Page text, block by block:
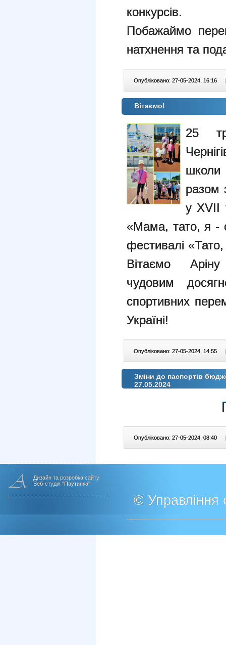
конкурсів.
Побажаймо
натхнення та
Опубліковано: 27-05-2024, 16:16 |
Вітаємо!
25
школи
разом
у XVII
«Мама, тато, я -
фестивалі
Вітаємо
чудовим
спортивних
Україні!
Опубліковано: 27-05-2024, 14:55 |
Зміни до паспортів
27.05.2024
Опубліковано: 27-05-2024, 08:40 |
Дизайн та розробка сайту
Веб-студія "Паутинка"
© Управління